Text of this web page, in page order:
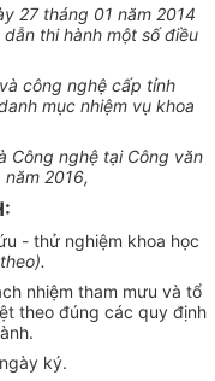
27 tháng 01 năm 2014
thi hành một số điều
công nghệ cấp tỉnh
mục nhiệm vụ khoa
Công nghệ tại Công văn
2016,
- thử nghiệm khoa học
nhiệm tham mưu và tổ
theo đúng các quy định
ký.